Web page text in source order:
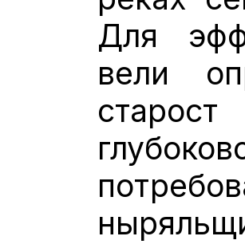
Для
вели